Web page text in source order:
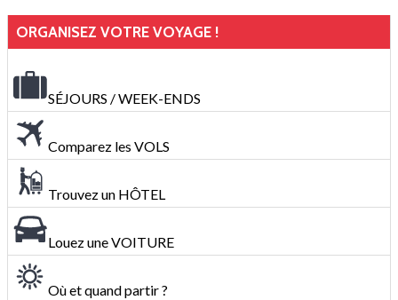
ORGANISEZ VOTRE VOYAGE !
SÉJOURS / WEEK-ENDS
Comparez les VOLS
Trouvez un HÔTEL
Louez une VOITURE
Où et quand partir ?